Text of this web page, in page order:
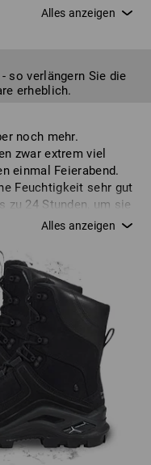
entstehen zusätzliche
recht keine Lust
aber nicht nur zu
Prüfen Sie
im Knien, so sollten
spielt auch die
Mit unserem intuitiven
die Ihnen
sollten sich schon
für Ihren
sie werden Sie im
Jahre täglich bei
aber wichtig ist
Unser Tipp ist in
Fersenbereich nicht
so verlängern Sie die
erheblich.
noch mehr.
zwar extrem viel
einmal Feierabend.
Feuchtigkeit sehr gut
zu 24 Stunden, um sie
Empfehlung: Besser
langfristig sogar